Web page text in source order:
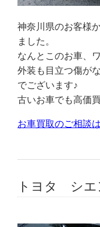
神奈川県のお客様
ました。
なんとこのお車、
外装も目立つ傷が
でございます♪
古いお車でも高価
お車買取のご相談
トヨタ シ